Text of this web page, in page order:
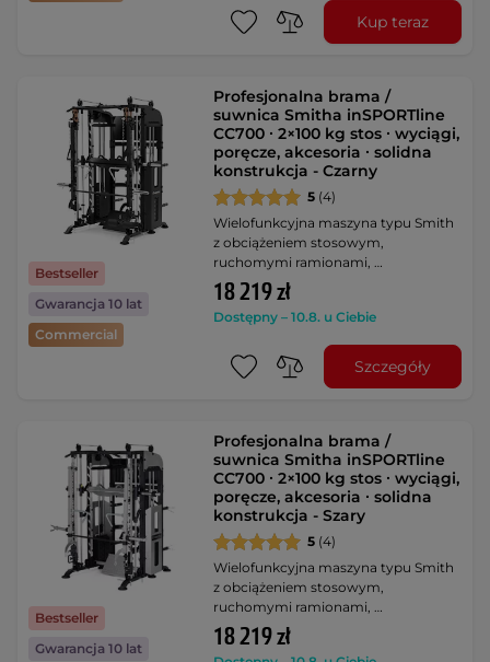
Kup teraz
Bestseller
Gwarancja 10 lat
Commercial
Profesjonalna brama /
suwnica Smitha inSPORTline
CC700 ∙ 2×100 kg stos ∙ wyciągi,
poręcze, akcesoria ∙ solidna
konstrukcja - Czarny
5 (4)
Wielofunkcyjna maszyna typu Smith
z obciążeniem stosowym,
ruchomymi ramionami, …
18 219 zł
Dostępny – 10.8. u Ciebie
Szczegóły
Bestseller
Gwarancja 10 lat
Profesjonalna brama /
suwnica Smitha inSPORTline
CC700 ∙ 2×100 kg stos ∙ wyciągi,
poręcze, akcesoria ∙ solidna
konstrukcja - Szary
5 (4)
Wielofunkcyjna maszyna typu Smith
z obciążeniem stosowym,
ruchomymi ramionami, …
18 219 zł